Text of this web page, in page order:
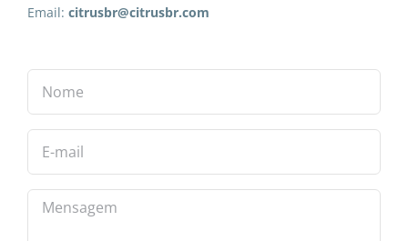
Email: citrusbr@citrusbr.com